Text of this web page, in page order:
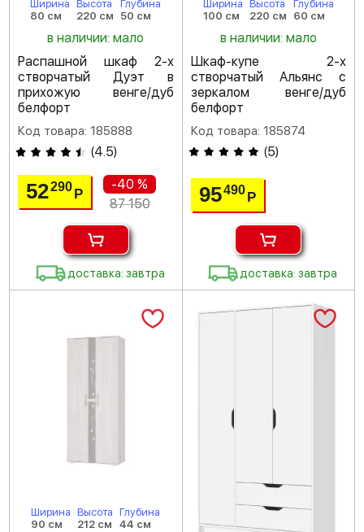
Ширина
80 см
Высота
220 см
Глубина
50 см
в наличии: мало
Распашной шкаф 2-х
створчатый Дуэт в
прихожую венге/дуб
белфорт
Код товара: 185888
(4.5)
52290 Р
-40 %
87 150
доставка: завтра
Ширина
100 см
Высота
220 см
Глубина
60 см
в наличии: мало
Шкаф-купе 2-х
створчатый Альянс с
зеркалом венге/дуб
белфорт
Код товара: 185874
(5)
95490 Р
доставка: завтра
Ширина
90 см
Высота
212 см
Глубина
44 см